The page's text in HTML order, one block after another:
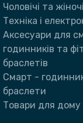
Чоловічі та
Техніка і
Аксесуари для
годинників та
браслетів
Смарт -
браслети
Товари для дому